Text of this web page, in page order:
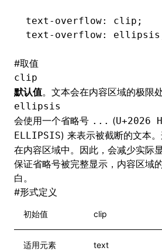
text-overflow: clip;
text-overflow:
#取值
clip
默认值。文本会在内容区域的极限
ellipsis
会使用一个省略号 ... (U+2026
ELLIPSIS) 来表示被截断的文本
在内容区域中。因此，会减少实际
保证省略号被完整显示，内容区域
白。
#形式定义
初始值 clip
适用元素 text